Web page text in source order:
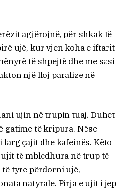
agjërojnë, për shkak të
ujë, kur vjen koha e iftarit
të shpejtë dhe me sasi
një lloj paralize në
ujin në trupin tuaj. Duhet
gatime të kripura. Nëse
çajit dhe kafeinës. Këto
ujit të mbledhura në trup të
të tyre përdorni ujë,
natyrale. Pirja e ujit i jep